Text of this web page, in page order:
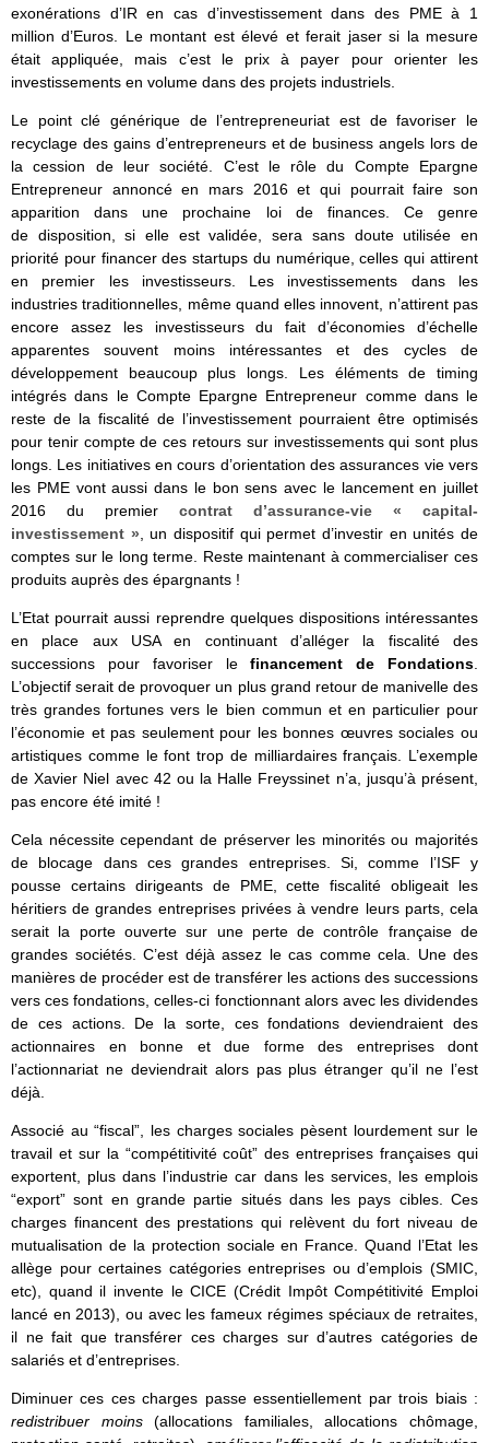
exonérations d’IR en cas d’investissement dans des PME à 1
million d’Euros. Le montant est élevé et ferait jaser si la mesure
était appliquée, mais c’est le prix à payer pour orienter les
investissements en volume dans des projets industriels.
Le point clé générique de l’entrepreneuriat est de favoriser le
recyclage des gains d’entrepreneurs et de business angels lors de
la cession de leur société. C’est le rôle du Compte Epargne
Entrepreneur annoncé en mars 2016 et qui pourrait faire son
apparition dans une prochaine loi de finances. Ce genre
de disposition, si elle est validée, sera sans doute utilisée en
priorité pour financer des startups du numérique, celles qui attirent
en premier les investisseurs. Les investissements dans les
industries traditionnelles, même quand elles innovent, n’attirent pas
encore assez les investisseurs du fait d’économies d’échelle
apparentes souvent moins intéressantes et des cycles de
développement beaucoup plus longs. Les éléments de timing
intégrés dans le Compte Epargne Entrepreneur comme dans le
reste de la fiscalité de l’investissement pourraient être optimisés
pour tenir compte de ces retours sur investissements qui sont plus
longs. Les initiatives en cours d’orientation des assurances vie vers
les PME vont aussi dans le bon sens avec le lancement en juillet
2016 du premier contrat d’assurance-vie « capital-
investissement » , un dispositif qui permet d’investir en unités de
comptes sur le long terme. Reste maintenant à commercialiser ces
produits auprès des épargnants !
L’Etat pourrait aussi reprendre quelques dispositions intéressantes
en place aux USA en continuant d’alléger la fiscalité des
successions pour favoriser lefinancement de Fondations
L’objectif serait de provoquer un plus grand retour de manivelle des
très grandes fortunes vers le bien commun et en particulier pour
l’économie et pas seulement pour les bonnes œuvres sociales ou
artistiques comme le font trop de milliardaires français. L’exemple
de Xavier Niel avec 42 ou la Halle Freyssinet n’a, jusqu’à présent,
pas encore été imité !
Cela nécessite cependant de préserver les minorités ou majorités
de blocage dans ces grandes entreprises. Si, comme l’ISF y
pousse certains dirigeants de PME, cette fiscalité obligeait les
héritiers de grandes entreprises privées à vendre leurs parts, cela
serait la porte ouverte sur une perte de contrôle française de
grandes sociétés. C’est déjà assez le cas comme cela. Une des
manières de procéder est de transférer les actions des successions
vers ces fondations, celles-ci fonctionnant alors avec les dividendes
de ces actions. De la sorte, ces fondations deviendraient des
actionnaires en bonne et due forme des entreprises dont
l’actionnariat ne deviendrait alors pas plus étranger qu’il ne l’est
déjà.
Associé au “fiscal”, les charges sociales pèsent lourdement sur le
travail et sur la “compétitivité coût” des entreprises françaises qui
exportent, plus dans l’industrie car dans les services, les emplois
“export” sont en grande partie situés dans les pays cibles. Ces
charges financent des prestations qui relèvent du fort niveau de
mutualisation de la protection sociale en France. Quand l’Etat les
allège pour certaines catégories entreprises ou d’emplois (SMIC,
etc), quand il invente le CICE (Crédit Impôt Compétitivité Emploi
lancé en 2013), ou avec les fameux régimes spéciaux de retraites,
il ne fait que transférer ces charges sur d’autres catégories de
salariés et d’entreprises.
Diminuer ces ces charges passe essentiellement par trois biais :
redistribuer moins(allocations familiales, allocations chômage,